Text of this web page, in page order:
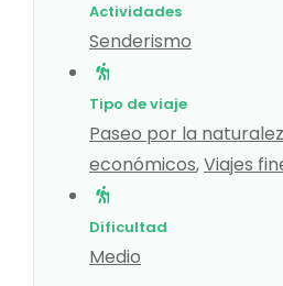
Actividades
Senderismo
Tipo de viaje
Paseo por la
económicos,Viajes
Dificultad
Medio